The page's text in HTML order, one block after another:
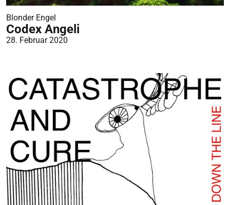
Blonder Engel
Codex Angeli
28. Februar 2020